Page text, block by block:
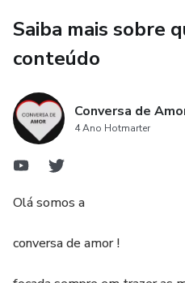
Saiba mais sobre
conteúdo
Conversa de
4 Ano Hotmarter
Olá somos a
conversa de amor !